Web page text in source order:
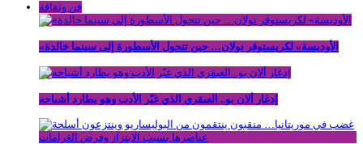
فن وثقافة
«الأوديسة» لكريستوفر نولان… حين تتحول الأسطورة إلى سينما خالدة
إدغار ألان بو.. العبقري الذي غيّر الأدب وهو يطارد أشباحه